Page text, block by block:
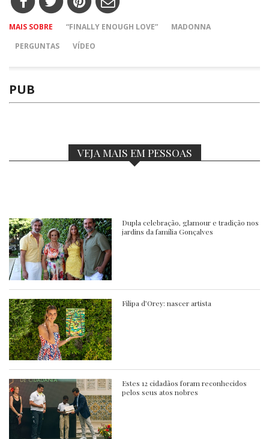
MAIS SOBRE “FINALLY ENOUGH LOVE”
MADONNA
PERGUNTAS
VÍDEO
PUB
VEJA MAIS EM PESSOAS
Dupla celebração, glamour e tradição nos
jardins da família Gonçalves
Filipa d’Orey: nascer artista
Estes 12 cidadãos foram reconhecidos
pelos seus atos nobres